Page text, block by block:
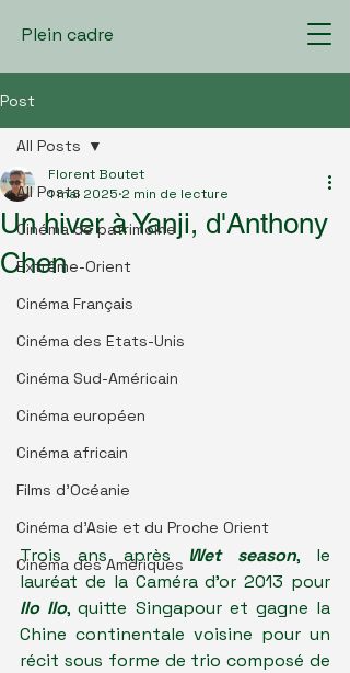
Plein cadre
Post
All Posts
Cinéma de patrimoine
Extrême-Orient
Cinéma Français
Cinéma des Etats-Unis
Cinéma Sud-Américain
Cinéma européen
Cinéma africain
Films d'Océanie
Cinéma d'Asie et du Proche Orient
Cinéma des Amériques
All Posts
Un hiver à Yanji, d'Anthony
Chen
Florent Boutet
1 mai 2025 2 min de lecture
Trois ans après Wet season, le
Ilo Ilo, quitte Singapour et gagne la
Chine continentale voisine pour un
récit sous forme de trio composé de